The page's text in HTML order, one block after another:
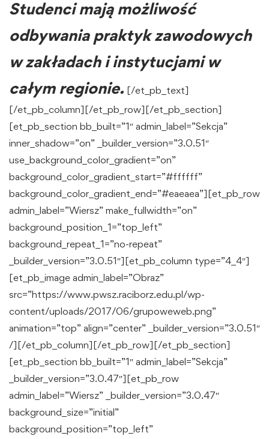
Studenci mają możliwość
odbywania praktyk zawodowych
w zakładach i instytucjami w
całym regionie. [/et_pb_text]
[/et_pb_column][/et_pb_row][/et_pb_section]
[et_pb_section bb_built=”1″ admin_label=”Sekcja”
inner_shadow=”on” _builder_version=”3.0.51″
use_background_color_gradient=”on”
background_color_gradient_start=”#ffffff”
background_color_gradient_end=”#eaeaea”][et_pb_row
admin_label=”Wiersz” make_fullwidth=”on”
background_position_1=”top_left”
background_repeat_1=”no-repeat”
_builder_version=”3.0.51″][et_pb_column type=”4_4″]
[et_pb_image admin_label=”Obraz”
src=”https://www.pwsz.raciborz.edu.pl/wp-
content/uploads/2017/06/grupoweweb.png”
animation=”top” align=”center” _builder_version=”3.0.51″
/][/et_pb_column][/et_pb_row][/et_pb_section]
[et_pb_section bb_built=”1″ admin_label=”Sekcja”
_builder_version=”3.0.47″][et_pb_row
admin_label=”Wiersz” _builder_version=”3.0.47″
background_size=”initial”
background_position=”top_left”